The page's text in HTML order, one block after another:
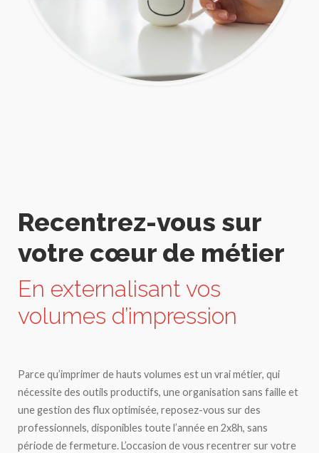
Recentrez-vous sur
votre cœur de métier
En externalisant vos
volumes d’impression
Parce qu’imprimer de hauts volumes est un vrai métier, qui
nécessite des outils productifs, une organisation sans faille et
une gestion des flux optimisée, reposez-vous sur des
professionnels, disponibles toute l’année en 2x8h, sans
période de fermeture. L’occasion de vous recentrer sur votre